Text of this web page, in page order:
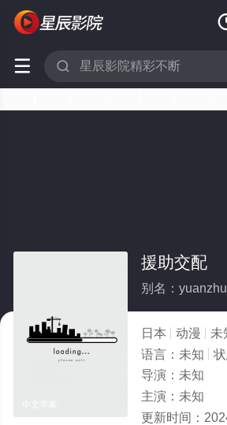
 
援助交配
别名：
日本 动漫 未
语言： 未知 状
导演： 未知
主演： 未知
更新时间：